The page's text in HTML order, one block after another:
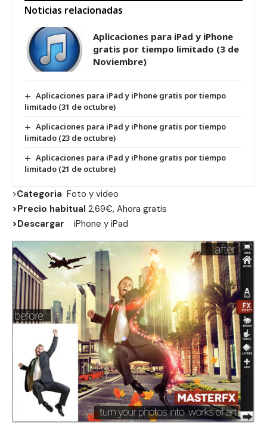
Noticias relacionadas
Aplicaciones para iPad y iPhone
gratis por tiempo limitado (3 de
Noviembre)
Aplicaciones para iPad y iPhone gratis por tiempo
limitado (31 de octubre)
Aplicaciones para iPad y iPhone gratis por tiempo
limitado (23 de octubre)
Aplicaciones para iPad y iPhone gratis por tiempo
limitado (21 de octubre)
>Categoria Foto y video
>Precio habitual 2,69€, Ahora gratis
>Descargar iPhone y iPad